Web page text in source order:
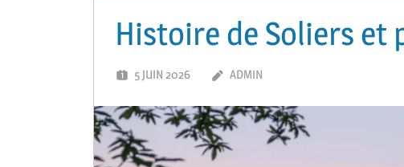
Histoire de Soliers et
5 JUIN 2026 ADMIN